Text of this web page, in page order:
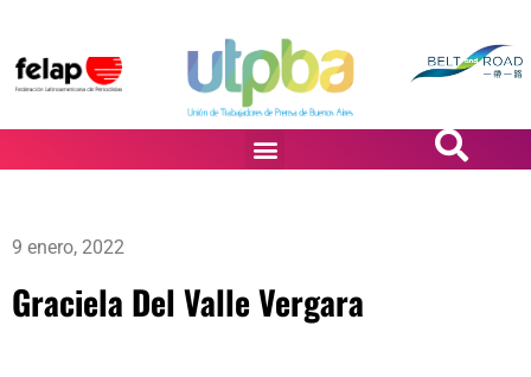
9 enero, 2022
Graciela Del Valle Vergara